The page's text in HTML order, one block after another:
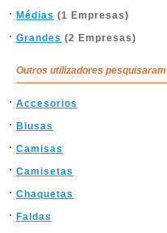
Médias (1 Empresas)
Grandes (2 Empresas)
Outros utilizadores pesquisaram
Accesorios
Blusas
Camisas
Camisetas
Chaquetas
Faldas